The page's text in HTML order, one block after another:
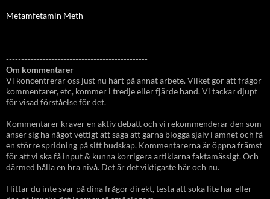
Metamfetamin Meth
-----------------------------------------------
Om kommentarer
Vi koncentrerar oss just nu hårt på annat arbete. Vilket gör att frågor
kommentarer, etc, kommer i tredje eller fjärde hand. Vi tackar djupt
för visad förståelse för det.
Kommentarer kräver en aktiv debatt och vi rekommenderar den som
anser sig ha något vettigt att säga att gärna blogga själv i ämnet och få
en större spridning på sitt budskap. Kommentarerna är öppna främst
för att vi ska få input & kunna korrigera artiklarna faktamässigt. Och
därmed hålla en bra nivå. Det är det viktigaste här och nu.
Hittar du inte svar på dina frågor direkt, testa att söka lite här eller